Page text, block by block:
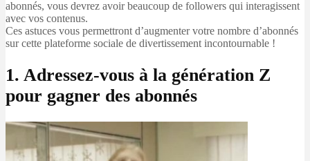
abonnés, vous devrez avoir beaucoup de followers qui interagissent
avec vos contenus.
Ces astuces vous permettront d’augmenter votre nombre d’abonnés
sur cette plateforme sociale de divertissement incontournable !
1. Adressez-vous à la génération Z
pour gagner des abonnés